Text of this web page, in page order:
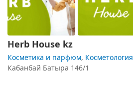
Herb House kz
Косметика и парфюм, Косметология
Кабанбай Батыра 146/1